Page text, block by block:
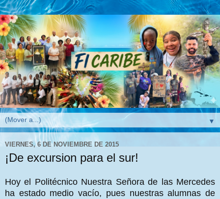
▼
VIERNES, 6 DE NOVIEMBRE DE 2015
¡De excursion para el sur!
Hoy el Politécnico Nuestra Señora de las Mercedes
ha estado medio vacío, pues nuestras alumnas de